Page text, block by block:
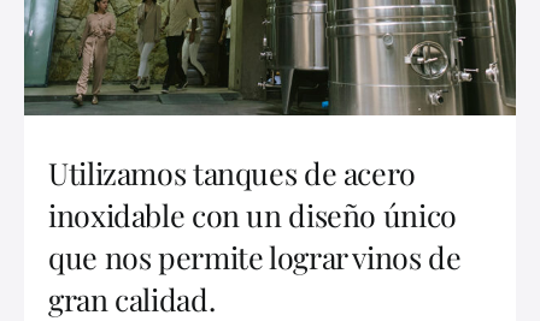
Utilizamos tanques de acero
inoxidable con un diseño único
que nos permite lograr vinos de
gran calidad.